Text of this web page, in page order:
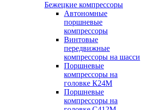
Бежецкие компрессоры
Автономные
поршневые
компрессоры
Винтовые
передвижные
компрессоры на шасси
Поршневые
компрессоры на
головке К24М
Поршневые
компрессоры на